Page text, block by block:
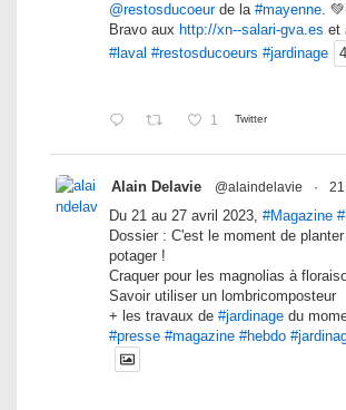
@restosducoeurde la #mayenne.
Bravo aux http://xn--salari-gva.es et
#laval #restosducoeurs #jardinage 4
1 Twitter
Alain Delavie @alaindelavie ·
Du 21 au 27 avril 2023, #Magazine
Dossier : C'est le moment de
potager !
Craquer pour les magnolias à
Savoir utiliser un lombricomposteur
+ les travaux de #jardinage du
#presse #magazine #hebdo